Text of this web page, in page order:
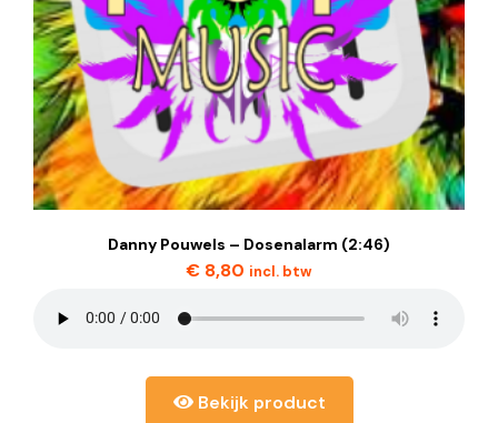
Danny Pouwels – Dosenalarm (2:46)
€ 8,80 incl. btw
Bekijk product